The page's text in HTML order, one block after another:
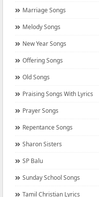
Marriage Songs
Melody Songs
New Year Songs
Offering Songs
Old Songs
Praising Songs With Lyrics
Prayer Songs
Repentance Songs
Sharon Sisters
SP Balu
Sunday School Songs
Tamil Christian Lyrics